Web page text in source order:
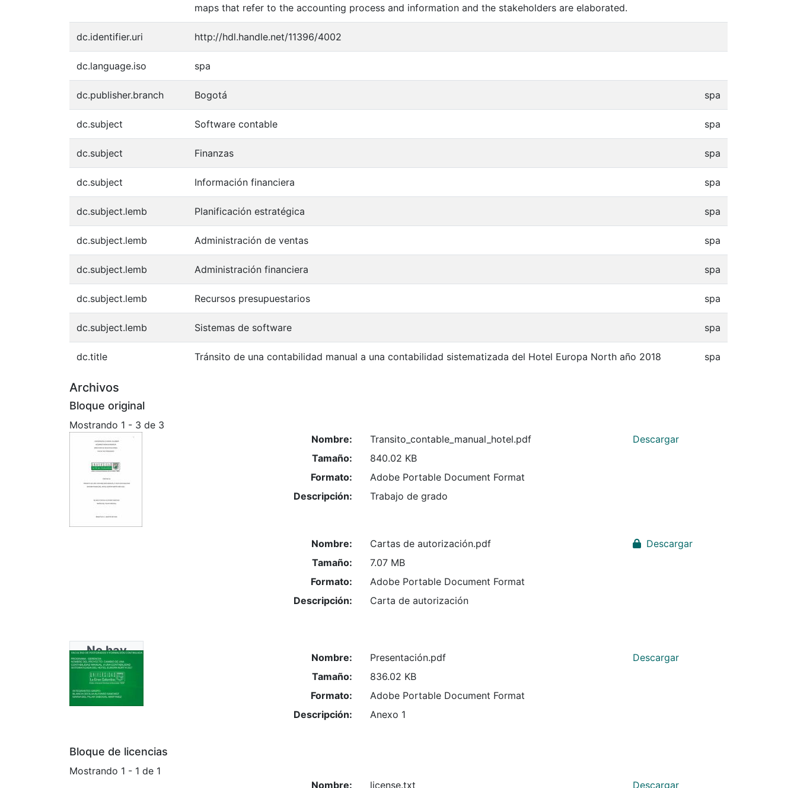
maps that refer to the accounting process and information and the stakeholders are elaborated.
dc.identifier.uri http://hdl.handle.net/11396/4002
dc.language.iso spa
dc.publisher.branch Bogotá spa
dc.subject Software contable spa
dc.subject Finanzas spa
dc.subject Información financiera spa
dc.subject.lemb Planificación estratégica spa
dc.subject.lemb Administración de ventas spa
dc.subject.lemb Administración financiera spa
dc.subject.lemb Recursos presupuestarios spa
dc.subject.lemb Sistemas de software spa
dc.title Tránsito de una contabilidad manual a una contabilidad sistematizada del Hotel Europa North año 2018 spa
Archivos
Bloque original
Mostrando 1 - 3 de 3
Nombre:
Transito_contable_manual_hotel.pdf
Tamaño:
840.02 KB
Formato:
Adobe Portable Document Format
Descripción:
Trabajo de grado
Descargar
No hay
miniatura
disponible
Nombre:
Cartas de autorización.pdf
Tamaño:
7.07 MB
Formato:
Adobe Portable Document Format
Descripción:
Carta de autorización
Descargar
Nombre:
Presentación.pdf
Tamaño:
836.02 KB
Formato:
Adobe Portable Document Format
Descripción:
Anexo 1
Descargar
Bloque de licencias
Mostrando 1 - 1 de 1
Nombre:
license.txt Descargar